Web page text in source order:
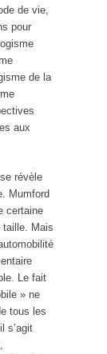
de vie,
pour
de la
aux
révèle
Mumford
certaine
taille. Mais
Le fait
» ne
tous les
s’agit